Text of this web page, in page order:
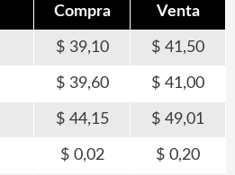
Compra Venta
39,10 41,50
39,60 41,00
44,15 49,01
0,02 0,20